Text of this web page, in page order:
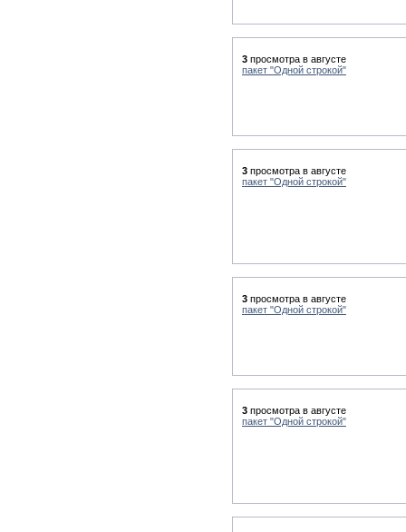
3 просмотра в августе
пакет "Одной строкой"
3 просмотра в августе
пакет "Одной строкой"
3 просмотра в августе
пакет "Одной строкой"
3 просмотра в августе
пакет "Одной строкой"